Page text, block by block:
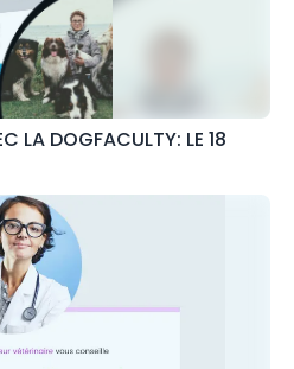
LA DOGFACULTY: LE 18